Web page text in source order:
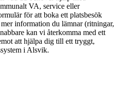
VA, service eller
för att boka ett platsbesök
information du lämnar (ritningar,
kan vi återkomma med ett
att hjälpa dig till ett tryggt,
i Alsvik.